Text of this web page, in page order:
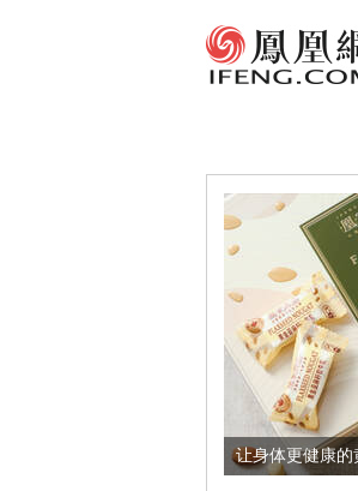
让身体更健康的黄金